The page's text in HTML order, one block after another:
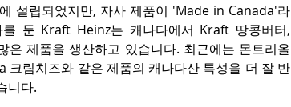
설립되었지만, 자사 제품이 'Made in Canada'라
둔 Kraft Heinz는 캐나다에서 Kraft 땅콩버터,
제품을 생산하고 있습니다. 최근에는 몬트리올
림치즈와 같은 제품의 캐나다산 특성을 더 잘 반
니다.